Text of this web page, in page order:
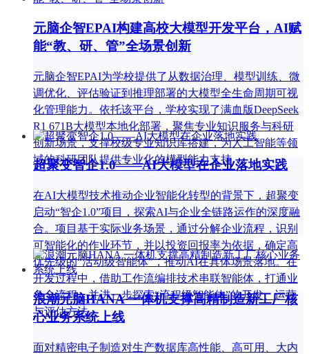
元脑企智EPAI构建高校大模型开发平台，AI赋
能“教、研、管”全场景创新
元脑企智EPAI为学校提供了从数据治理、模型训练、微
调优化、评估验证到推理部署的大模型全生命周期可视
化管理能力。依托该平台，学校实现了满血版DeepSeek
R1 671B大模型本地化部署，聚焦专业知识服务与科研
创新场景，支撑校级专业知识库搭建，为人工智能等领
域的科研团队提供专业化的模型能力支持
超聚变智企1.0——AI大模型在企业落地实践
在AI大模型技术推动企业智能化转型的背景下，超聚变
启动“智企1.0”项目，探索AI与企业全链路运作的深度融
合。项目基于实际业务场景，通过分解企业流程，识别
可智能化的作业环节，并以投资回报率为依据，确定高
优先级的“活动级智能体”，推动AI在具体场景落地。在
开发过程中，借助工作流编排技术串联智能体，打通业
务全流程，并进一步探索“流程级智能体”的开发、运营
与评估方法。
浪潮元脑HANA 一体机支撑高精制造新工厂核
心业务系统上线
面对精密电子制造对生产数据库高性能、高可用、大内